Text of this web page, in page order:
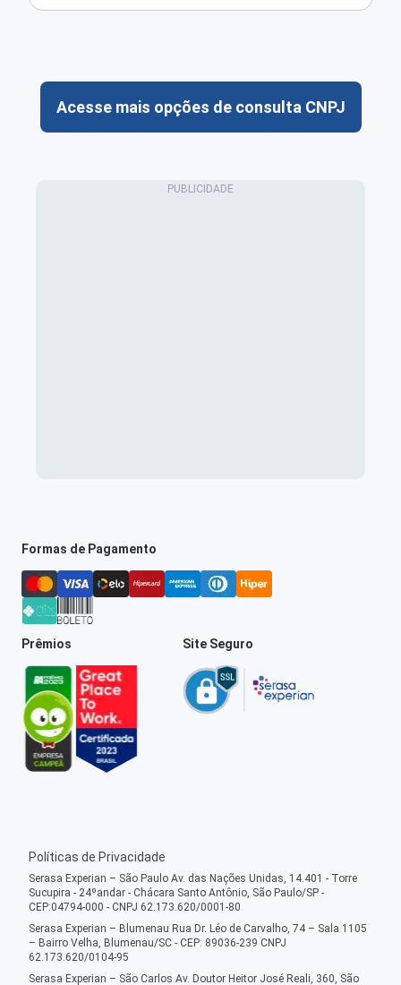
Acesse mais opções de consulta CNPJ
Formas de Pagamento
Prêmios Site Seguro
Políticas de Privacidade
Serasa Experian – São Paulo Av. das Nações Unidas, 14.401 - Torre
Sucupira - 24ºandar - Chácara Santo Antônio, São Paulo/SP -
CEP:04794-000 - CNPJ 62.173.620/0001-80
Serasa Experian – Blumenau Rua Dr. Léo de Carvalho, 74 – Sala 1105
– Bairro Velha, Blumenau/SC - CEP: 89036-239 CNPJ
62.173.620/0104-95
Serasa Experian – São Carlos Av. Doutor Heitor José Reali, 360, São